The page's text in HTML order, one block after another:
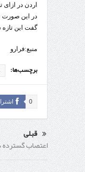
اردن در
در این صورت
گفت این
منبع:فرارو
برچسب‌ها:
0
قبلی
اعتصاب گسترده